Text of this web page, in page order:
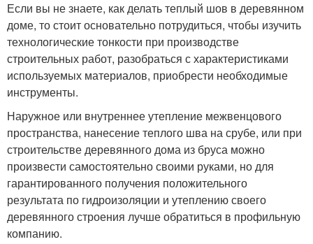
Если вы не знаете, как делать теплый шов в деревянном
доме, то стоит основательно потрудиться, чтобы изучить
технологические тонкости при производстве
строительных работ, разобраться с характеристиками
используемых материалов, приобрести необходимые
инструменты.
Наружное или внутреннее утепление межвенцового
пространства, нанесение теплого шва на срубе, или при
строительстве деревянного дома из бруса можно
произвести самостоятельно своими руками, но для
гарантированного получения положительного
результата по гидроизоляции и утеплению своего
деревянного строения лучше обратиться в профильную
компанию.